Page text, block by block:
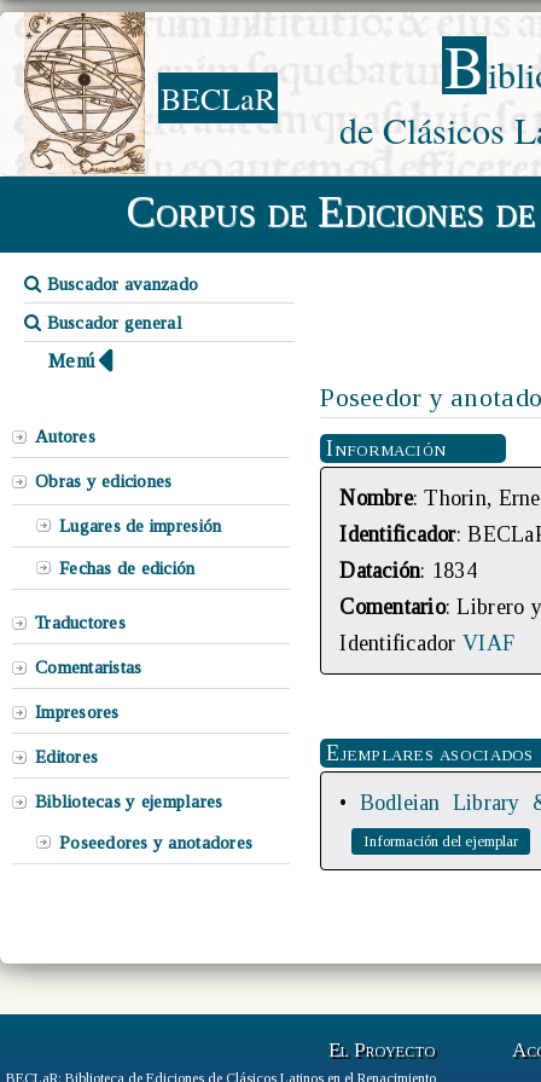
BECLaR B
de Clásicos
Corpus de Ediciones
Buscador avanzado
Buscador general
Menú
Autores
Obras y ediciones
Lugares de impresión
Fechas de edición
Traductores
Comentaristas
Impresores
Editores
Bibliotecas y ejemplares
Poseedores y anotadores
Poseedor y
Información
Nombre: Thorin,
Identificador:
Datación: 1834
Comentario: Librero
IdentificadorVIAF
Ejemplares asociados
• Bodleian Library
El Proyecto
BECLaR: Biblioteca de Ediciones de Clásicos Latinos en el Renacimiento